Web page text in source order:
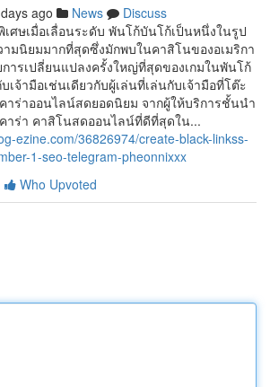
ago News
Discuss
ศษเมื่อเลื่อนระดับ พันโก้บันโก้เป็นหนึ่งในรูป
มนิยมมากที่สุดซึ่งมักพบในคาสิโนของอเมริกา
การเปลี่ยนแปลงครั้งใหญ่ที่สุดของเกมในพันโก้
จ้ามือเช่นเดียวกับผู้เล่นที่เล่นกับเจ้ามือที่โต๊ะ
าร่าออนไลน์สดยอดนิยม จากผู้ให้บริการชั้นนำ
าร่า คาสิโนสดออนไลน์ที่ดีที่สุดใน...
ezine.com/36826974/create-black-linkss-
1-seo-telegram-pheonnixxx
Who Upvoted